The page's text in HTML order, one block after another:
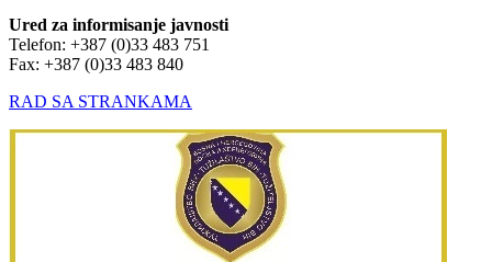
Ured za informisanje javnosti
Telefon: +387 (0)33 483 751
Fax: +387 (0)33 483 840
RAD SA STRANKAMA